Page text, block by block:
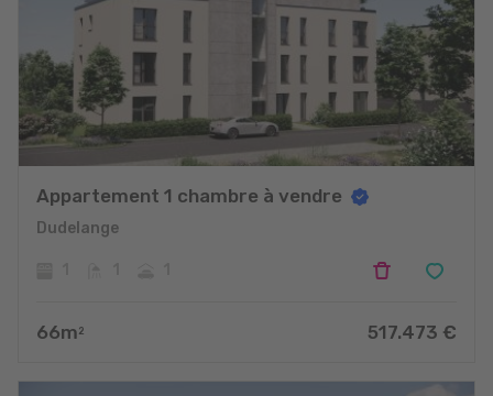
Appartement 1 chambre à vendre
Dudelange
66m 2 517.473 €